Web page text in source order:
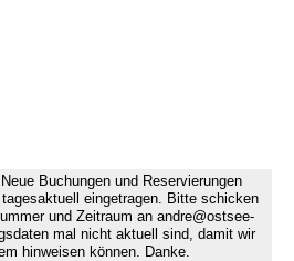
Neue Buchungen und Reservierungen
eingetragen. Bitte schicken
und Zeitraum an andre@ostsee-
mal nicht aktuell sind, damit wir
hinweisen können. Danke.